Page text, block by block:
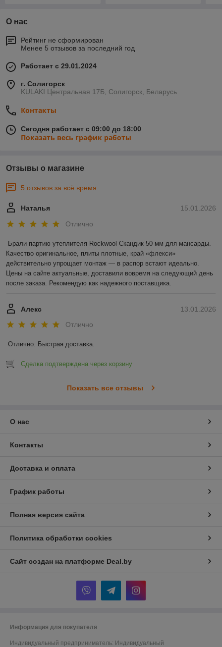
О нас
Рейтинг не сформирован
Менее 5 отзывов за последний год
Работает с 29.01.2024
г. Солигорск
KULAKI Центральная 17Б, Солигорск, Беларусь
Контакты
Сегодня работает с 09:00 до 18:00
Показать весь график работы
Отзывы о магазине
5 отзывов за всё время
15.01.2026
Наталья
Отлично
Брали партию утеплителя Rockwool Скандик 50 мм для мансарды.
Качество оригинальное, плиты плотные, край «флекси»
действительно упрощает монтаж — в распор встают идеально.
Цены на сайте актуальные, доставили вовремя на следующий день
после заказа. Рекомендую как надежного поставщика.
13.01.2026
Алекс
Отлично
Отлично. Быстрая доставка.
Сделка подтверждена через корзину
Показать все отзывы
О нас
Контакты
Доставка и оплата
График работы
Полная версия сайта
Политика обработки cookies
Сайт создан на платформе Deal.by
Информация для покупателя
Индивидуальный предприниматель: Индивидуальный